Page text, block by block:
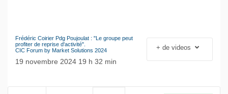
NOW PLAYING
Le séisme industriel
Frédéric Coirier Pdg Poujoulat : "Le groupe peut
profiter de reprise d'activité".
CIC Forum by Market Solutions 2024
19 novembre 2024 19 h 32 min
+ de videos